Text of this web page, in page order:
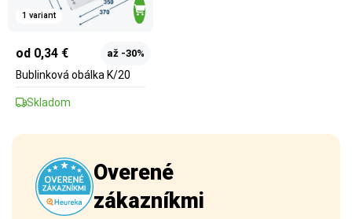
1 variant
od 0,34 € až -30%
Bublinková obálka K/20
Skladom
Overené
zákazníkmi